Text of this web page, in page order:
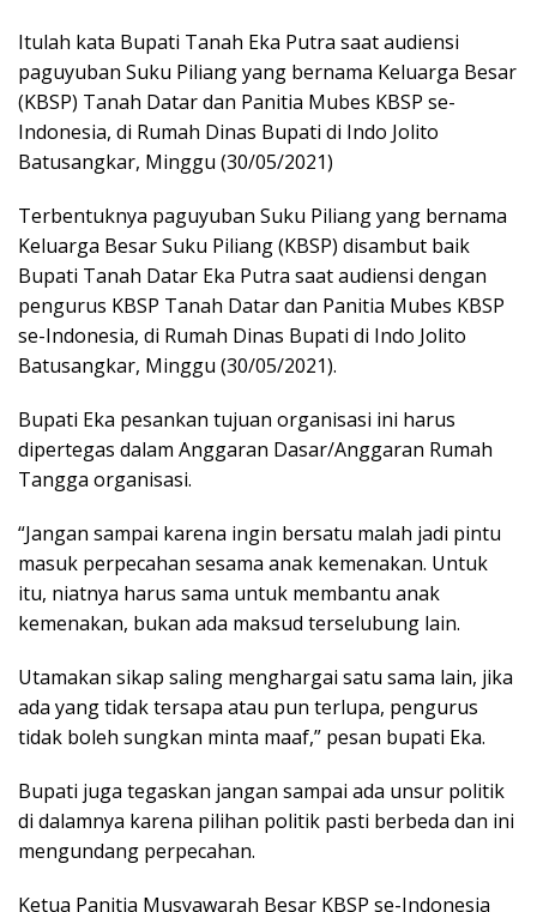
Itulah kata Bupati Tanah Eka Putra saat audiensi
paguyuban Suku Piliang yang bernama Keluarga Besar
(KBSP) Tanah Datar dan Panitia Mubes KBSP se-
Indonesia, di Rumah Dinas Bupati di Indo Jolito
Batusangkar, Minggu (30/05/2021)
Terbentuknya paguyuban Suku Piliang yang bernama
Keluarga Besar Suku Piliang (KBSP) disambut baik
Bupati Tanah Datar Eka Putra saat audiensi dengan
pengurus KBSP Tanah Datar dan Panitia Mubes KBSP
se-Indonesia, di Rumah Dinas Bupati di Indo Jolito
Batusangkar, Minggu (30/05/2021).
Bupati Eka pesankan tujuan organisasi ini harus
dipertegas dalam Anggaran Dasar/Anggaran Rumah
Tangga organisasi.
“Jangan sampai karena ingin bersatu malah jadi pintu
masuk perpecahan sesama anak kemenakan. Untuk
itu, niatnya harus sama untuk membantu anak
kemenakan, bukan ada maksud terselubung lain.
Utamakan sikap saling menghargai satu sama lain, jika
ada yang tidak tersapa atau pun terlupa, pengurus
tidak boleh sungkan minta maaf,” pesan bupati Eka.
Bupati juga tegaskan jangan sampai ada unsur politik
di dalamnya karena pilihan politik pasti berbeda dan ini
mengundang perpecahan.
Ketua Panitia Musyawarah Besar KBSP se-Indonesia